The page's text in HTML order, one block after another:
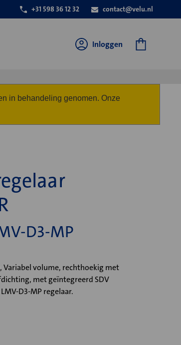
+31 598 36 12 32 contact@velu.nl
Inloggen
in behandeling genomen. Onze
D3-MP
Variabel volume, rechthoekig met
met geïntegreerd SDV
D3-MP regelaar.